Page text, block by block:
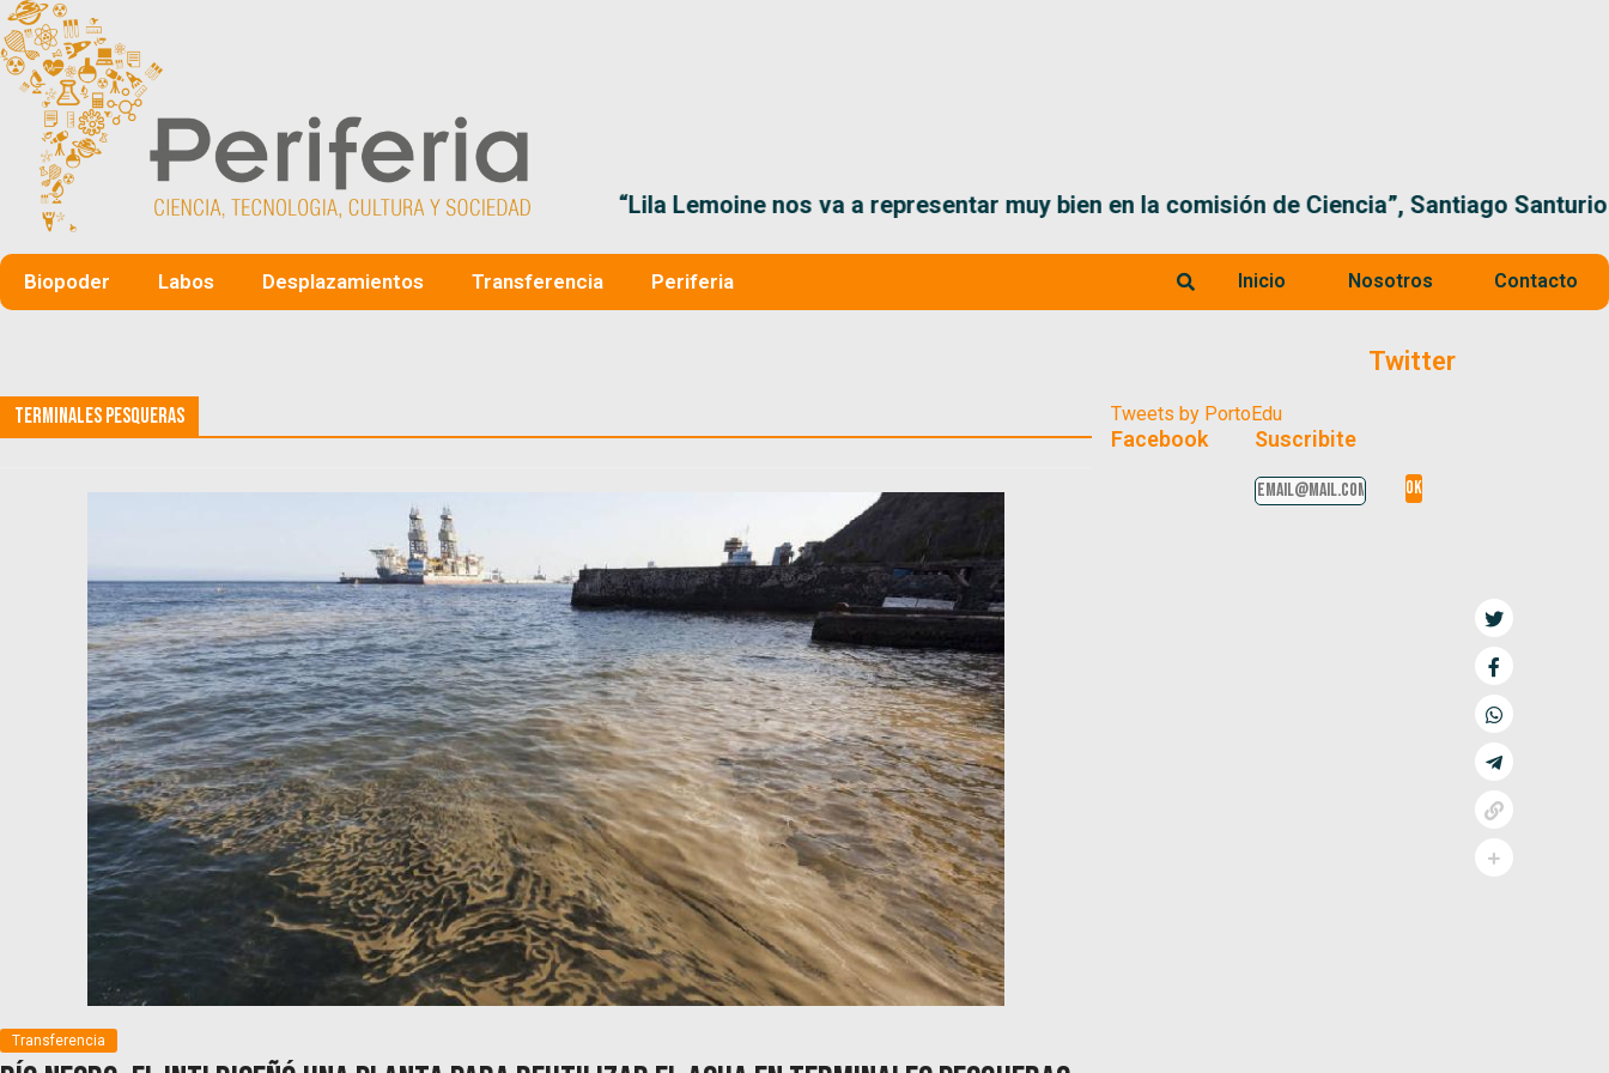
“Lila Lemoine nos va a representar muy bien en la comisión de Ciencia”, Santiago Santurio
Biopoder Labos Desplazamientos Transferencia Periferia Inicio Nosotros Contacto
Terminales pesqueras
Transferencia
Twitter
Tweets by PortoEdu
Facebook Suscribite